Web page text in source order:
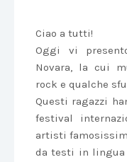
Ciao a tutti!
Oggi vi
Novara, la cui
rock e qualche
Questi ragazzi
festival
artisti
da testi in lingua